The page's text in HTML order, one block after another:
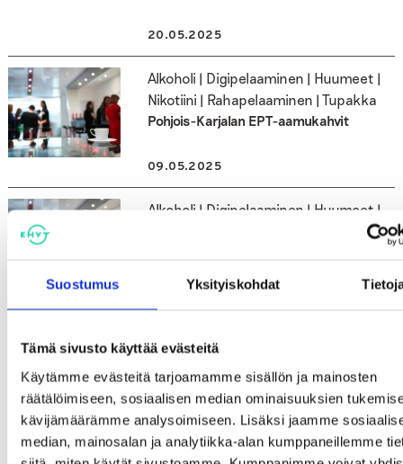
Suostumus Yksityiskohdat
Tämä sivusto käyttää evästeitä
Käytämme evästeitä tarjoamamme sisällön ja mainosten
räätälöimiseen, sosiaalisen median ominaisuuksien
kävijämäärämme analysoimiseen. Lisäksi jaamme
median, mainosalan ja analytiikka-alan kumppaneillemme
20.05.2025
Alkoholi | Digipelaaminen | Huumeet |
Nikotiini | Rahapelaaminen | Tupakka
Pohjois-Karjalan EPT-aamukahvit
09.05.2025
Alkoholi | Digipelaaminen | Huumeet |
Nikotiini | Rahapelaaminen | Tupakka
Nikotiini | Tupakka
09.04.2025
Nikotiini | Tupakka